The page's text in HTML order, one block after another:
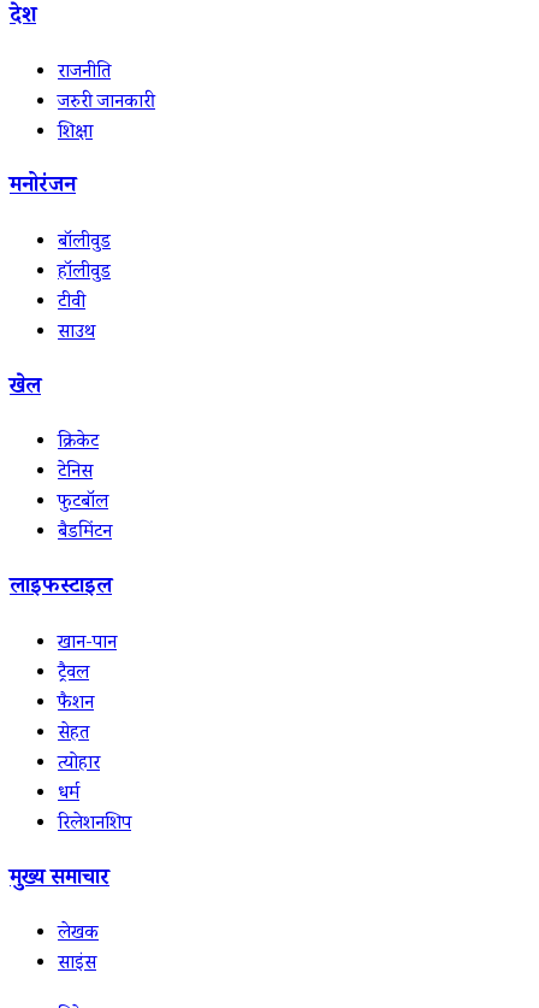
देश
राजनीति
जरुरी जानकारी
शिक्षा
मनोरंजन
बॉलीवुड
हॉलीवुड
टीवी
साउथ
खेल
क्रिकेट
टेनिस
फुटबॉल
बैडमिंटन
लाइफस्टाइल
खान-पान
ट्रैवल
फैशन
सेहत
त्योहार
धर्म
रिलेशनशिप
मुख्य समाचार
लेखक
साइंस